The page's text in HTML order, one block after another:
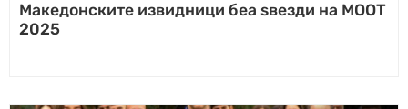
Македонските извидници беа ѕвезди на МОOT
2025